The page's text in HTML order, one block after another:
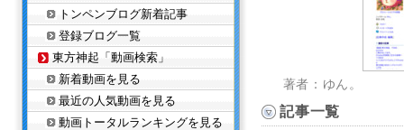
著者：ゆん。
記事一覧
トンペンブログ新着記事
登録ブログ一覧
東方神起「動画検索」
新着動画を見る
最近の人気動画を見る
動画トータルランキングを見る